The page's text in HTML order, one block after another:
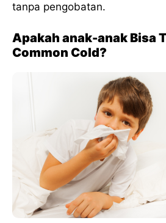
tanpa pengobatan.
Apakah anak-anak Bisa
Common Cold?